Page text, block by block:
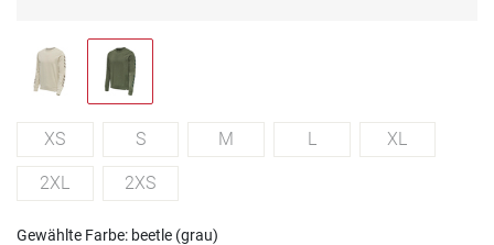
XS S M L XL
2XL 2XS
Gewählte Farbe: beetle (grau)